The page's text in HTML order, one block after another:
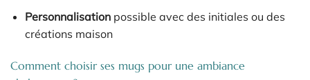
Personnalisationpossible avec des initiales ou des
créations maison
Comment choisir ses mugs pour une ambiance